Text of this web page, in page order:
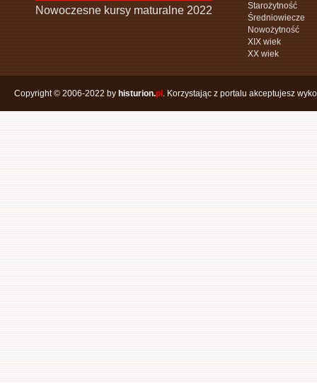
Nowoczesne kursy maturalne 2022
Starożytność
Średniowiecze
Nowożytność
XIX wiek
XX wiek
Copyright © 2006-2022 by histurion.pl . Korzystając z portalu akceptujesz